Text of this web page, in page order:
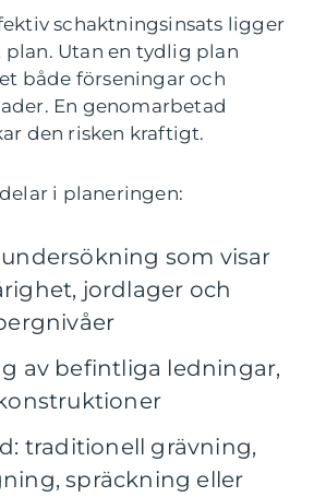
schaktningsinsats ligger
Utan en tydlig plan
både förseningar och
En genomarbetad
den risken kraftigt.
i planeringen:
som visar
jordlager och
av befintliga ledningar,
traditionell grävning,
spräckning eller